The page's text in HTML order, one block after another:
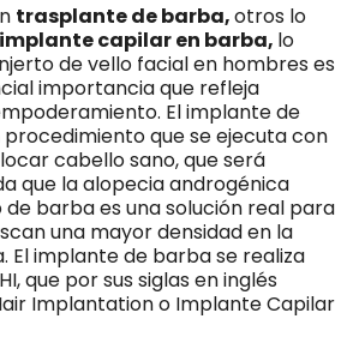
trasplante de barba,otros lo
implante capilar en barba, lo
de vello facial en hombres es
importancia que refleja
El implante de
procedimiento que se ejecuta con
cabello sano, que será
que la alopecia androgénica
de barba es una solución real para
una mayor densidad en la
El implante de barba se realiza
que por sus siglas en inglés
Implantation o Implante Capilar